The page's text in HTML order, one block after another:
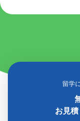
留学
お見